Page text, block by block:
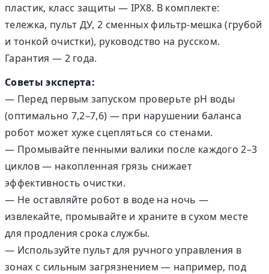
пластик, класс защиты — IPX8. В комплекте:
тележка, пульт ДУ, 2 сменных фильтр-мешка (грубой
и тонкой очистки), руководство на русском.
Гарантия — 2 года.
Советы эксперта:
— Перед первым запуском проверьте pH воды
(оптимально 7,2–7,6) — при нарушении баланса
робот может хуже сцепляться со стенами.
— Промывайте пенными валики после каждого 2–3
циклов — накопленная грязь снижает
эффективность очистки.
— Не оставляйте робот в воде на ночь —
извлекайте, промывайте и храните в сухом месте
для продления срока службы.
— Используйте пульт для ручного управления в
зонах с сильным загрязнением — например, под